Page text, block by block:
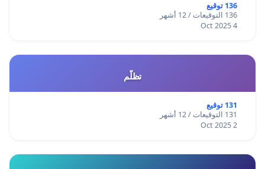
136 توقيع
136 التوقيعات / 12 أشهر
4 Oct 2025
تظلّم
131 توقيع
131 التوقيعات / 12 أشهر
2 Oct 2025